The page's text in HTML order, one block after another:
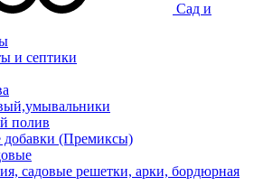
Сад и
и септики
полив
(Премиксы)
садовые решетки, арки, бордюрная